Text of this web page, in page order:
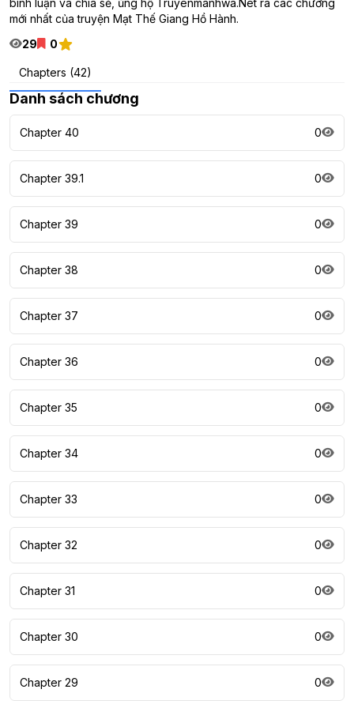
bình luận và chia sẻ, ủng hộ Truyenmanhwa.Net ra các chương
mới nhất của truyện Mạt Thế Giang Hồ Hành.
29
0
Chapters (42)
Danh sách chương
Chapter 40 0
Chapter 39.1 0
Chapter 39 0
Chapter 38 0
Chapter 37 0
Chapter 36 0
Chapter 35 0
Chapter 34 0
Chapter 33 0
Chapter 32 0
Chapter 31 0
Chapter 30 0
Chapter 29 0